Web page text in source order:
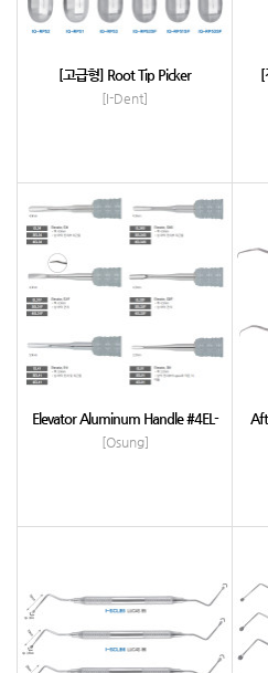
[고급형] Root Tip Picker
[I-Dent]
Elevator Aluminum Handle #4EL-
[Osung]